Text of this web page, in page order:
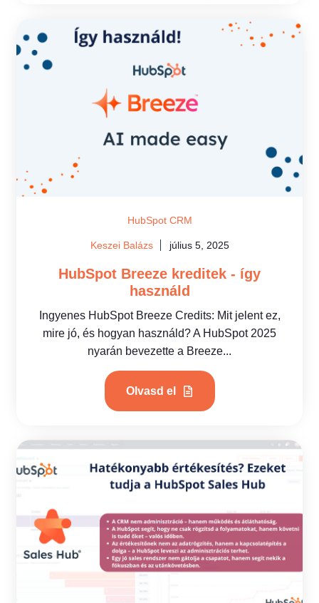
HubSpot CRM
Keszei Balázs július 5, 2025
HubSpot Breeze kreditek - így
használd
Ingyenes HubSpot Breeze Credits: Mit jelent ez,
mire jó, és hogyan használd? A HubSpot 2025
nyarán bevezette a Breeze...
Olvasd el